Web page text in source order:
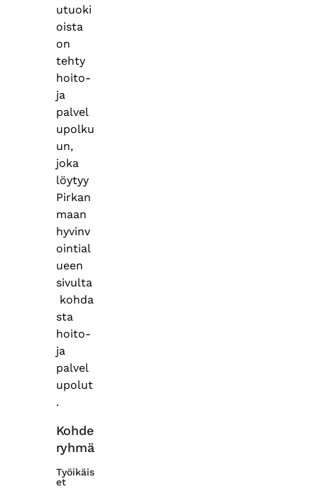
utuoki
oista
on
tehty
hoito-
ja
palvel
upolku
un,
joka
löytyy
Pirkan
maan
hyvinv
ointial
ueen
sivulta
kohda
sta
hoito-
ja
palvel
upolut
.
Kohde
ryhmä
Työikäis
et